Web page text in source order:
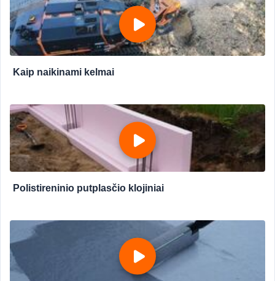
Kaip naikinami kelmai
Polistireninio putplasčio klojiniai